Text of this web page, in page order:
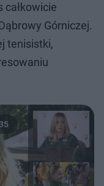
całkowicie
Górniczej.
tenisistki,